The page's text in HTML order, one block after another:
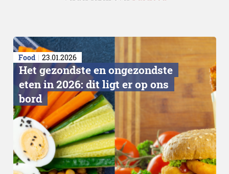
Food 23.01.2026
Het gezondste en ongezondste
eten in 2026: dit ligt er op ons
bord